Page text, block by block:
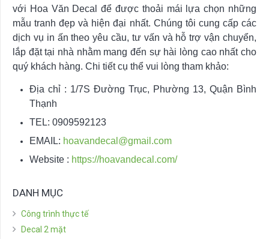
với Hoa Văn Decal để được thoải mái lựa chọn những
mẫu tranh đẹp và hiện đại nhất. Chúng tôi cung cấp các
dịch vụ in ấn theo yêu cầu, tư vấn và hỗ trợ vận chuyển,
lắp đặt tại nhà nhằm mang đến sự hài lòng cao nhất cho
quý khách hàng. Chi tiết cụ thể vui lòng tham khảo:
Địa chỉ : 1/7S Đường Trục, Phường 13, Quận Bình
Thạnh
TEL: 0909592123
EMAIL: hoavandecal@gmail.com
Website : https://hoavandecal.com/
DANH MỤC
Công trình thực tế
Decal 2 mặt